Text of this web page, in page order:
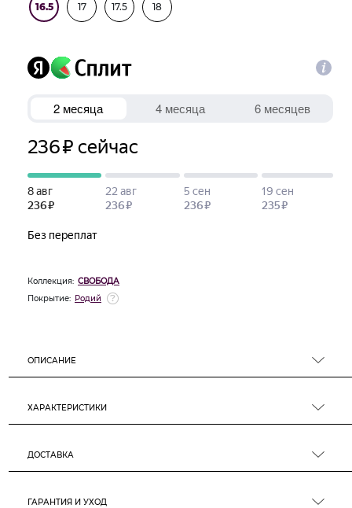
16.5 17 17.5 18
Коллекция: СВОБОДА
Покрытие: Родий
ОПИСАНИЕ
ХАРАКТЕРИСТИКИ
ДОСТАВКА
ГАРАНТИЯ И УХОД